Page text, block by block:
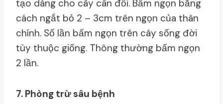
tạo dàng cho cây cân đối. Bấm ngọn bằng
cách ngắt bỏ 2 – 3cm trên ngọn của thân
chính. Số lần bấm ngọn trên cây sống đời
tùy thuộc giống. Thông thường bấm ngọn
2 lần.
7. Phòng trừ sâu bệnh